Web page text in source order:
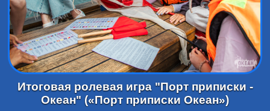
Итоговая ролевая игра "Порт приписки -
Океан" («Порт приписки Океан»)